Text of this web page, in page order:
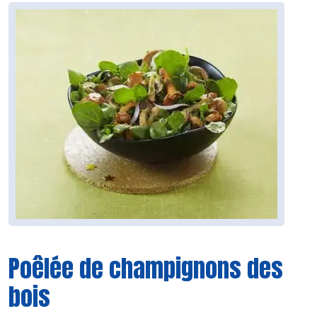
Poêlée de champignons des
bois